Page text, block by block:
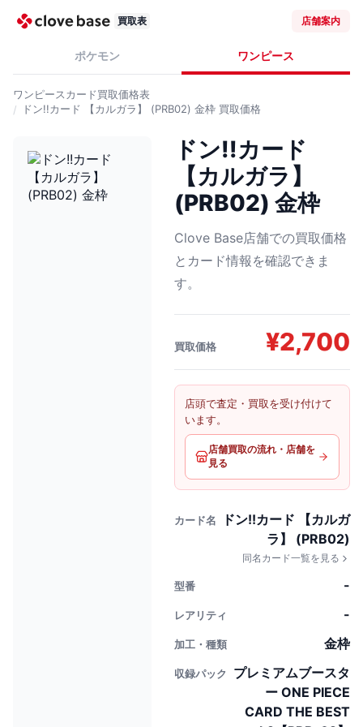
買取表 店舗案内
ポケモン ワンピース
ワンピースカード買取価格表
ドン!!カード 【カルガラ】 (PRB02) 金枠 買取価格
ドン!!カード
【カルガラ】
(PRB02) 金枠
Clove Base店舗での買取価格
とカード情報を確認できま
す。
買取価格 ¥2,700
店頭で査定・買取を受け付けて
います。
店舗買取の流れ・店舗を
見る
カード名
ドン!!カード 【カルガ
ラ】 (PRB02)
同名カード一覧を見る
型番 -
レアリティ -
加工・種類 金枠
収録パック
プレミアムブースタ
ー ONE PIECE
CARD THE BEST